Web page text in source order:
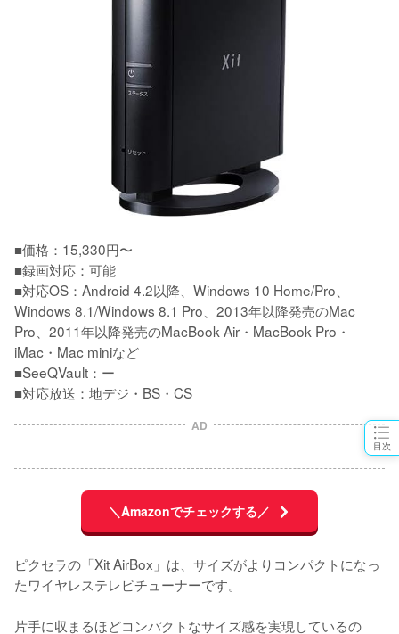
目次
■価格：15,330円〜
■録画対応：可能
■対応OS：Android 4.2以降、Windows 10 Home/Pro、
Windows 8.1/Windows 8.1 Pro、2013年以降発売のMac
Pro、2011年以降発売のMacBook Air・MacBook Pro・
iMac・Mac miniなど
■SeeQVault：ー
■対応放送：地デジ・BS・CS
AD
＼Amazonでチェックする／
ピクセラの「Xit AirBox」は、サイズがよりコンパクトになっ
たワイヤレステレビチューナーです。
片手に収まるほどコンパクトなサイズ感を実現しているの